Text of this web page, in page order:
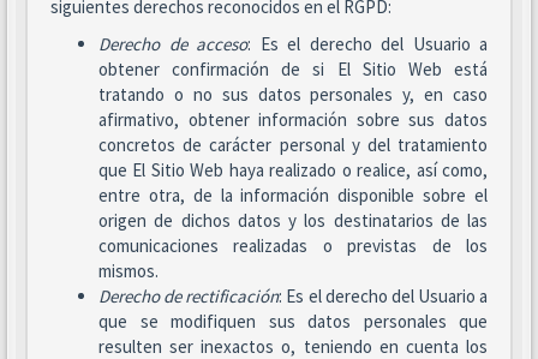
siguientes derechos reconocidos en el RGPD:
Derecho de acceso: Es el derecho del Usuario a
obtener confirmación de si El Sitio Web está
tratando o no sus datos personales y, en caso
afirmativo, obtener información sobre sus datos
concretos de carácter personal y del tratamiento
que El Sitio Web haya realizado o realice, así como,
entre otra, de la información disponible sobre el
origen de dichos datos y los destinatarios de las
comunicaciones realizadas o previstas de los
mismos.
Derecho de rectificación: Es el derecho del Usuario a
que se modifiquen sus datos personales que
resulten ser inexactos o, teniendo en cuenta los